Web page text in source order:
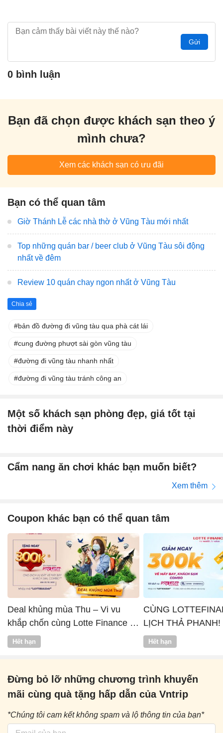
Gửi
0 bình luận
Bạn đã chọn được khách sạn theo ý
mình chưa?
Xem các khách sạn có ưu đãi
Bạn có thể quan tâm
Giờ Thánh Lễ các nhà thờ ở Vũng Tàu mới nhất
Top những quán bar / beer club ở Vũng Tàu sôi động
nhất về đêm
Review 10 quán chay ngon nhất ở Vũng Tàu
Chia sẻ
bản đồ đường đi vũng tàu qua phà cát lái
cung đường phượt sài gòn vũng tàu
đường đi vũng tàu nhanh nhất
đường đi vũng tàu tránh công an
Một số khách sạn phòng đẹp, giá tốt tại
thời điểm này
Cẩm nang ăn chơi khác bạn muốn biết?
Xem thêm
Coupon khác bạn có thể quan tâm
Deal khủng mùa Thu – Vi vu
khắp chốn cùng Lotte Finance x
Vntrip
Hết hạn
CÙNG
LỊCH THẢ PHANH!
Hết hạn
Đừng bỏ lỡ những chương trình khuyến
mãi cùng quà tặng hấp dẫn của Vntrip
*Chúng tôi cam kết không spam và lộ thông tin của bạn*